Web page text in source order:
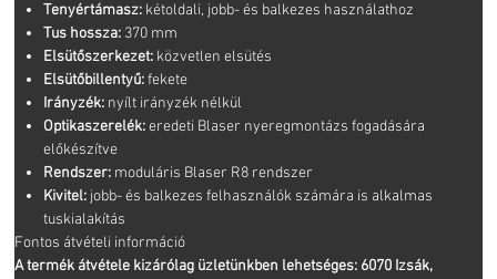
Tenyértámasz:kétoldali, jobb- és balkezes használathoz
Tus hossza:370 mm
Elsütőszerkezet:közvetlen elsütés
Elsütőbillentyű:fekete
Irányzék:nyílt irányzék nélkül
Optikaszerelék:eredeti Blaser nyeregmontázs fogadására
előkészítve
Rendszer:moduláris Blaser R8 rendszer
Kivitel:jobb- és balkezes felhasználók számára is alkalmas
tuskialakítás
Fontos átvételi információ
A termék átvétele kizárólag üzletünkben lehetséges: 6070 Izsák,